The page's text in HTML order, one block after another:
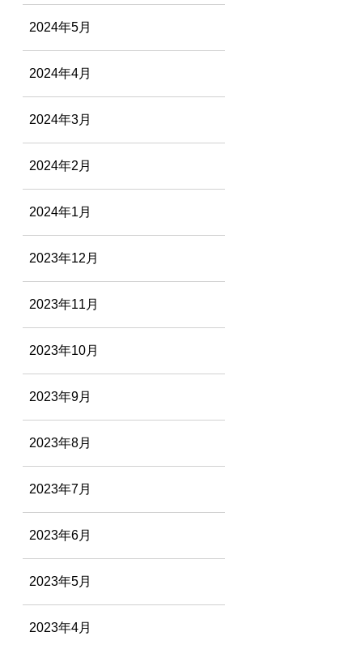
2024年5月
2024年4月
2024年3月
2024年2月
2024年1月
2023年12月
2023年11月
2023年10月
2023年9月
2023年8月
2023年7月
2023年6月
2023年5月
2023年4月